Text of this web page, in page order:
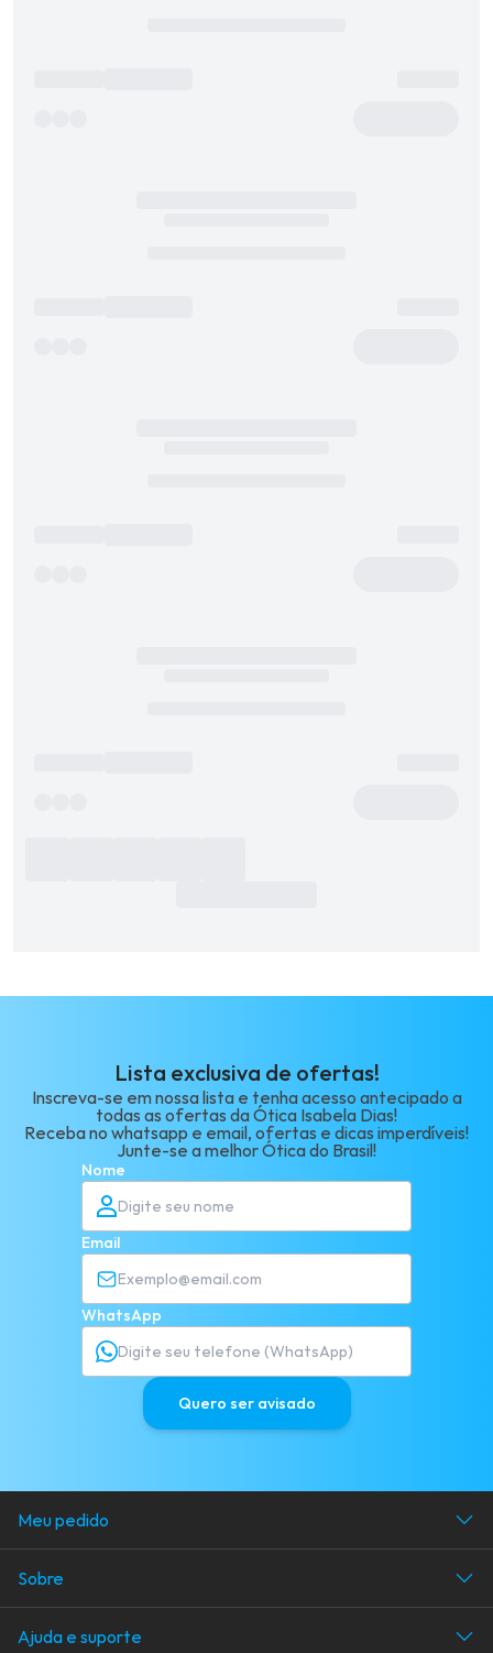
Lista exclusiva de ofertas!
Inscreva-se em nossa lista e tenha acesso antecipado a
todas as ofertas da Ótica Isabela Dias!
Receba no whatsapp e email, ofertas e dicas imperdíveis!
Junte-se a melhor Ótica do Brasil!
Nome
Email
WhatsApp
Quero ser avisado
Meu pedido
Acompanhe seu pedido
Área do cliente
Sobre
Avaliações dos clientes
Ajuda e suporte